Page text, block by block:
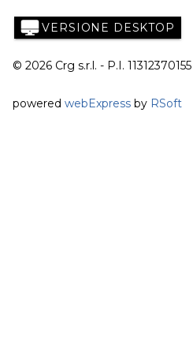
VERSIONE DESKTOP
© 2026 Crg s.r.l. - P.I.
powered webExpress by RSoft